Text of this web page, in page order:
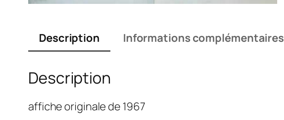
Description Informations complémentaires
Description
affiche originale de 1967